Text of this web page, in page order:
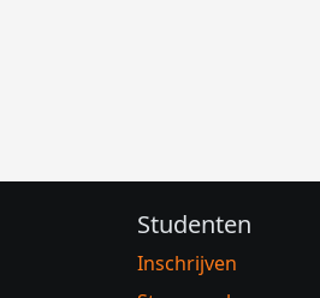
Studenten
Inschrijven